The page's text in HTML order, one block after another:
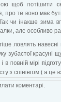
щоб потішити
про те воно має
чи інакше зима
але особливо
ловлять навесні
зубастої
повній мірі
з спінінгом ( а це
коментарі.